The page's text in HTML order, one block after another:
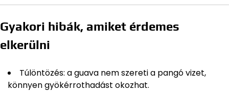
Gyakori hibák, amiket érdemes
elkerülni
Túlöntözés: a guava nem szereti a pangó vizet,
könnyen gyökérrothadást okozhat.